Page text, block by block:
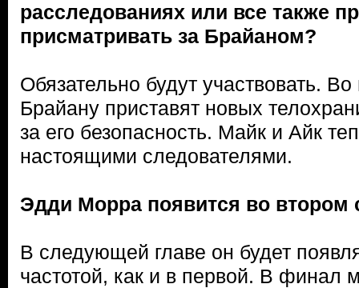
расследованиях или все также
присматривать за Брайаном?
Обязательно будут участвовать.
Брайану приставят новых
за его безопасность. Майк и Айк
настоящими следователями.
Эдди Морра появится во втором
В следующей главе он будет
частотой, как и в первой. В финал